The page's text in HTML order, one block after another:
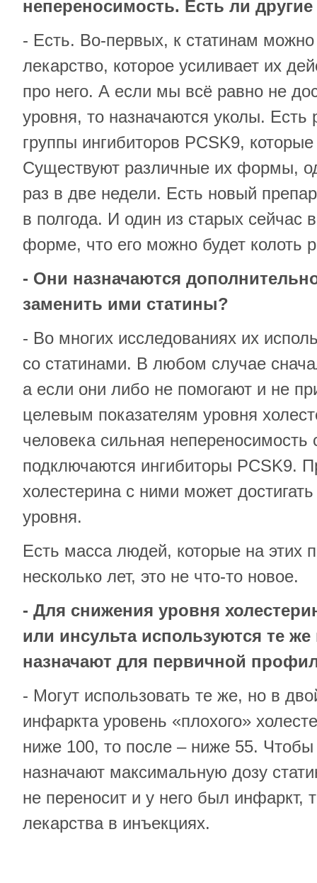
непереносимость. Есть ли
- Есть. Во-первых, к статинам
лекарство, которое усиливает их
про него. А если мы всё равно не
уровня, то назначаются уколы. Есть
группы ингибиторов PCSK9,
Существуют различные их формы,
раз в две недели. Есть новый
в полгода. И один из старых сейчас
форме, что его можно будет колоть
- Они назначаются
заменить ими статины?
- Во многих исследованиях их
со статинами. В любом случае
а если они либо не помогают и не
целевым показателям уровня
человека сильная непереносимость
подключаются ингибиторы PCSK9.
холестерина с ними может
уровня.
Есть масса людей, которые на этих
несколько лет, это не что-то новое.
- Для снижения уровня
или инсульта используются те
назначают для первичной
- Могут использовать те же, но в
инфаркта уровень «плохого»
ниже 100, то после – ниже 55. Чтобы
назначают максимальную дозу
не переносит и у него был инфаркт,
лекарства в инъекциях.